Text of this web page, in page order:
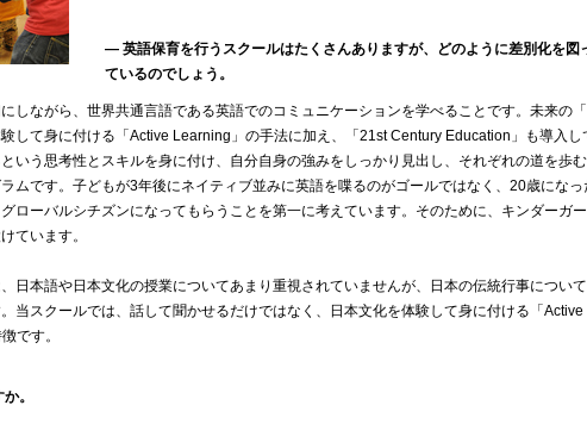
― 英語保育を行うスクールはたくさんありますが、どのように差別化を図
ているのでしょう。
しながら、世界共通言語である英語でのコミュニケーションを学べることです。未来の
して身に付ける「Active Learning」の手法に加え、「21st Century Education」も導入し
いう思考性とスキルを身に付け、自分自身の強みをしっかり見出し、それぞれの道を歩
ムです。子どもが3年後にネイティブ並みに英語を喋るのがゴールではなく、20歳になっ
ローバルシチズンになってもらうことを第一に考えています。そのために、キンダーガ
ています。
本語や日本文化の授業についてあまり重視されていませんが、日本の伝統行事について
当スクールでは、話して聞かせるだけではなく、日本文化を体験して身に付ける「Active
です。
。